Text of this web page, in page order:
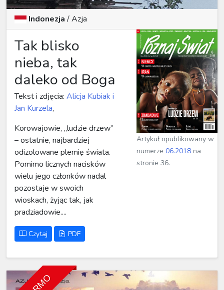
Indonezja/ Azja
Tak blisko
nieba, tak
daleko od Boga
Tekst i zdjęcia: Alicja Kubiak i
Jan Kurzela,
Korowajowie, „ludzie drzew”
– ostatnie, najbardziej
odizolowane plemię świata.
Pomimo licznych nacisków
wielu jego członków nadal
pozostaje w swoich
wioskach, żyjąc tak, jak
pradziadowie....
Czytaj PDF
Artykuł opublikowany w
numerze06.2018 na
stronie 36.